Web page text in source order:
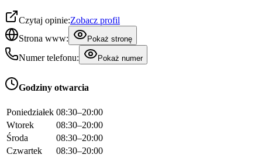
Czytaj opinie:Zobacz profil
Strona www:
Pokaż stronę
Numer telefonu: Pokaż numer
Godziny otwarcia
Poniedziałek 08:30–20:00
Wtorek
08:30–20:00
Środa
08:30–20:00
Czwartek
08:30–20:00